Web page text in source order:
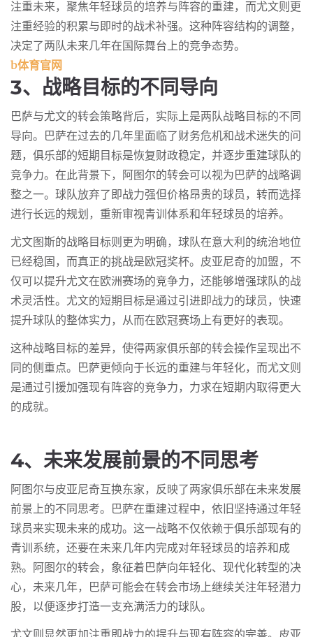
注重未来，聚焦年轻球员的培养与阵容的重建，而尤文则更
注重经验的积累与即时的战术补强。这种阵容结构的调整，
决定了两队未来几年在国际舞台上的竞争态势。
b体育官网
3、战略目标的不同导向
巴萨与尤文的转会策略背后，实际上是两队战略目标的不同
导向。巴萨在过去的几年里面临了财务危机和战术迷失的问
题，俱乐部的短期目标是恢复财政稳定，并逐步重建球队的
竞争力。在此背景下，阿图尔的转会可以视为巴萨的战略调
整之一。球队放弃了即战力强但价格昂贵的球员，转而选择
进行长远的规划，重新审视青训体系和年轻球员的培养。
尤文图斯的战略目标则更为明确，球队在意大利的统治地位
已经稳固，而真正的挑战是欧冠奖杯。皮亚尼奇的加盟，不
仅可以提升尤文在欧洲赛场的竞争力，还能够增强球队的战
术灵活性。尤文的短期目标是通过引进即战力的球员，快速
提升球队的整体实力，从而在欧冠赛场上有更好的表现。
这种战略目标的差异，使得两家俱乐部的转会操作呈现出不
同的侧重点。巴萨更倾向于长远的重建与年轻化，而尤文则
是通过引援加强现有阵容的竞争力，力求在短期内取得更大
的成就。
4、未来发展前景的不同思考
阿图尔与皮亚尼奇互换东家，反映了两家俱乐部在未来发展
前景上的不同思考。巴萨在重建过程中，依旧坚持通过年轻
球员来实现未来的成功。这一战略不仅依赖于俱乐部现有的
青训系统，还要在未来几年内完成对年轻球员的培养和成
熟。阿图尔的转会，象征着巴萨向年轻化、现代化转型的决
心，未来几年，巴萨可能会在转会市场上继续关注年轻潜力
股，以便逐步打造一支充满活力的球队。